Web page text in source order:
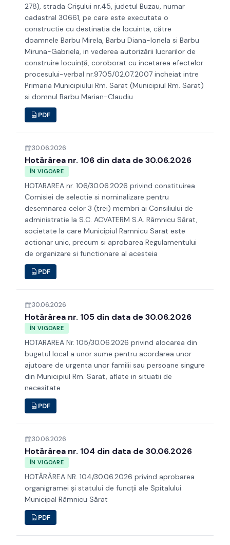
278), strada Crișului nr.45, judetul Buzau, numar
cadastral 30661, pe care este executata o
constructie cu destinatia de locuinta, către
doamnele Barbu Mirela, Barbu Diana-Ionela si Barbu
Miruna-Gabriela, in vederea autorizării lucrarilor de
construire locuință, coroborat cu incetarea efectelor
procesului-verbal nr.9705/02.07.2007 incheiat intre
Primaria Municipiului Rm. Sarat (Municipiul Rm. Sarat)
si domnul Barbu Marian-Claudiu
PDF
30.06.2026
Hotărârea nr. 106 din data de 30.06.2026
ÎN VIGOARE
HOTARAREA nr. 106/30.06.2026 privind constituirea
Comisiei de selectie si nominalizare pentru
desemnarea celor 3 (trei) membri ai Consiliului de
administratie la S.C. ACVATERM S.A. Râmnicu Sărat,
societate la care Municipiul Ramnicu Sarat este
actionar unic, precum si aprobarea Regulamentului
de organizare si functionare al acesteia
PDF
30.06.2026
Hotărârea nr. 105 din data de 30.06.2026
ÎN VIGOARE
HOTARAREA Nr. 105/30.06.2026 privind alocarea din
bugetul local a unor sume pentru acordarea unor
ajutoare de urgenta unor familii sau persoane singure
din Municipiul Rm. Sarat, aflate in situatii de
necesitate
PDF
30.06.2026
Hotărârea nr. 104 din data de 30.06.2026
ÎN VIGOARE
HOTĂRÂREA NR. 104/30.06.2026 privind aprobarea
organigramei şi statului de funcţii ale Spitalului
Municipal Râmnicu Sărat
PDF